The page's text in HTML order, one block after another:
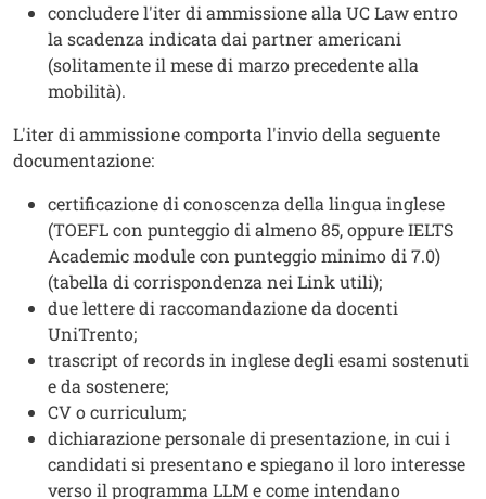
concludere l'iter di ammissione alla UC Law entro
la scadenza indicata dai partner americani
(solitamente il mese di marzo precedente alla
mobilità).
L'iter di ammissione comporta l'invio della seguente
documentazione:
certificazione di conoscenza della lingua inglese
(TOEFL con punteggio di almeno 85, oppure IELTS
Academic module con punteggio minimo di 7.0)
(tabella di corrispondenza nei Link utili);
due lettere di raccomandazione da docenti
UniTrento;
trascript of records in inglese degli esami sostenuti
e da sostenere;
CV o curriculum;
dichiarazione personale di presentazione, in cui i
candidati si presentano e spiegano il loro interesse
verso il programma LLM e come intendano